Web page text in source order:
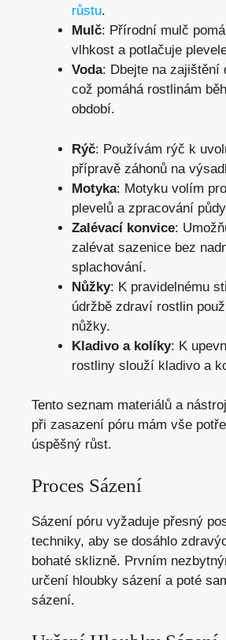
růstu.
Mulč: Přírodní mulč
vlhkost a potlačuje
Voda: Dbejte na zajištění
což pomáhá rostlinám
období.
Rýč: Používám rýč k
přípravě záhonů na
Motyka: Motyku volím
plevelů a zpracování
Zalévací konvice:
zalévat sazenice bez
splachování.
Nůžky: K pravidelnému
údržbě zdraví rostlin
nůžky.
Kladivo a kolíky: K
rostliny slouží kladivo a
Tento seznam materiálů a
při zasazení póru mám vše
úspěšný růst.
Proces Sázení
Sázení póru vyžaduje přesný
techniky, aby se dosáhlo
bohaté sklizně. Prvním
určení hloubky sázení a poté
sázení.